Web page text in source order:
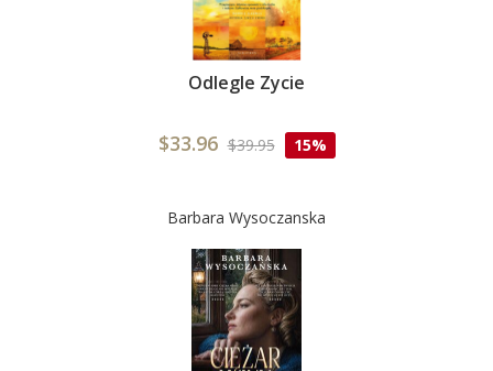
Odlegle Zycie
$33.96 $39.95 15%
Barbara Wysoczanska